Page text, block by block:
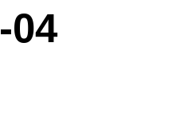
04